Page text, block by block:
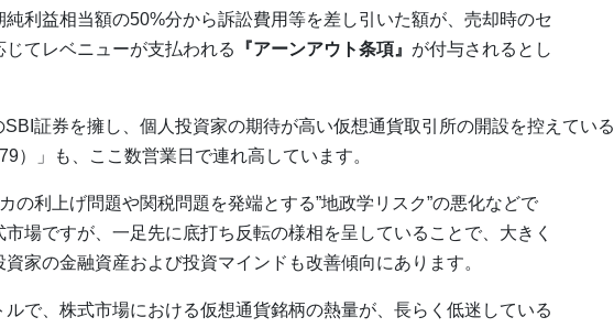
純利益相当額の50%分から訴訟費用等を差し引いた額が、売却時のセ
じてレベニューが支払われる 『アーンアウト条項』 が付与されるとし
証券を擁し、個人投資家の期待が高い仮想通貨取引所の開設を控えている
）」も、ここ数営業日で連れ高しています。
の利上げ問題や関税問題を発端とする”地政学リスク”の悪化などで
場ですが、一足先に底打ち反転の様相を呈していることで、大きく
家の金融資産および投資マインドも改善傾向にあります。
ルで、株式市場における仮想通貨銘柄の熱量が、長らく低迷している